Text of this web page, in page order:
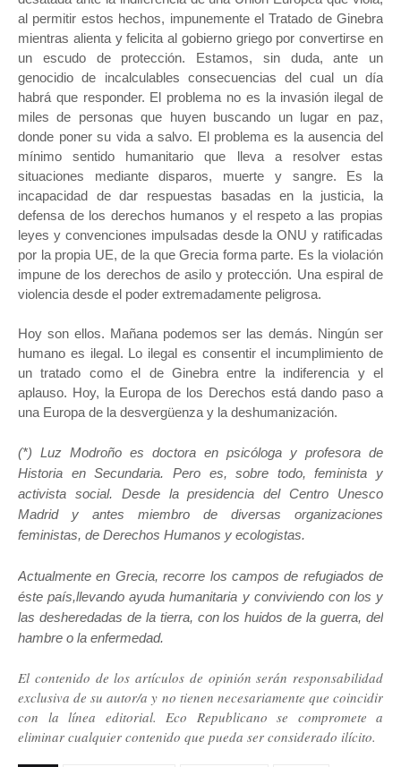
al permitir estos hechos, impunemente el Tratado de Ginebra
mientras alienta y felicita al gobierno griego por convertirse en
un escudo de protección. Estamos, sin duda, ante un
genocidio de incalculables consecuencias del cual un día
habrá que responder. El problema no es la invasión ilegal de
miles de personas que huyen buscando un lugar en paz,
donde poner su vida a salvo. El problema es la ausencia del
mínimo sentido humanitario que lleva a resolver estas
situaciones mediante disparos, muerte y sangre. Es la
incapacidad de dar respuestas basadas en la justicia, la
defensa de los derechos humanos y el respeto a las propias
leyes y convenciones impulsadas desde la ONU y ratificadas
por la propia UE, de la que Grecia forma parte. Es la violación
impune de los derechos de asilo y protección. Una espiral de
violencia desde el poder extremadamente peligrosa.
Hoy son ellos. Mañana podemos ser las demás. Ningún ser
humano es ilegal. Lo ilegal es consentir el incumplimiento de
un tratado como el de Ginebra entre la indiferencia y el
aplauso. Hoy, la Europa de los Derechos está dando paso a
una Europa de la desvergüenza y la deshumanización.
(*) Luz Modroño es doctora en psicóloga y profesora de
Historia en Secundaria. Pero es, sobre todo, feminista y
activista social. Desde la presidencia del Centro Unesco
Madrid y antes miembro de diversas organizaciones
feministas, de Derechos Humanos y ecologistas.
Actualmente en Grecia, recorre los campos de refugiados de
éste país,llevando ayuda humanitaria y conviviendo con los y
las desheredadas de la tierra, con los huidos de la guerra, del
hambre o la enfermedad.
El contenido de los artículos de opinión serán responsabilidad
exclusiva de su autor/a y no tienen necesariamente que coincidir
con la línea editorial. Eco Republicano se compromete a
eliminar cualquier contenido que pueda ser considerado ilícito.